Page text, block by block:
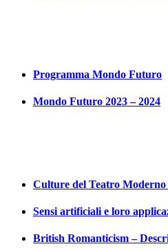
Programma Mondo Futuro
Mondo Futuro 2023 – 2024
Culture del Teatro Moderno
Sensi artificiali e loro
British Romanticism –